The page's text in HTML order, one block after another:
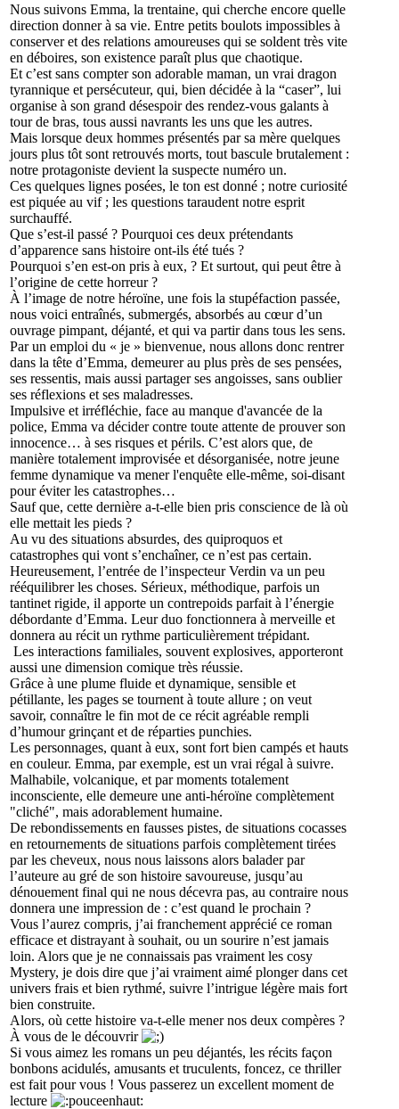
Nous suivons Emma, la trentaine, qui cherche encore quelle
direction donner à sa vie. Entre petits boulots impossibles à
conserver et des relations amoureuses qui se soldent très vite
en déboires, son existence paraît plus que chaotique.
Et c’est sans compter son adorable maman, un vrai dragon
tyrannique et persécuteur, qui, bien décidée à la “caser”, lui
organise à son grand désespoir des rendez-vous galants à
tour de bras, tous aussi navrants les uns que les autres.
Mais lorsque deux hommes présentés par sa mère quelques
jours plus tôt sont retrouvés morts, tout bascule brutalement :
notre protagoniste devient la suspecte numéro un.
Ces quelques lignes posées, le ton est donné ; notre curiosité
est piquée au vif ; les questions taraudent notre esprit
surchauffé.
Que s’est-il passé ? Pourquoi ces deux prétendants
d’apparence sans histoire ont-ils été tués ?
Pourquoi s’en est-on pris à eux, ? Et surtout, qui peut être à
l’origine de cette horreur ?
À l’image de notre héroïne, une fois la stupéfaction passée,
nous voici entraînés, submergés, absorbés au cœur d’un
ouvrage pimpant, déjanté, et qui va partir dans tous les sens.
Par un emploi du « je » bienvenue, nous allons donc rentrer
dans la tête d’Emma, demeurer au plus près de ses pensées,
ses ressentis, mais aussi partager ses angoisses, sans oublier
ses réflexions et ses maladresses.
Impulsive et irréfléchie, face au manque d'avancée de la
police, Emma va décider contre toute attente de prouver son
innocence… à ses risques et périls. C’est alors que, de
manière totalement improvisée et désorganisée, notre jeune
femme dynamique va mener l'enquête elle-même, soi-disant
pour éviter les catastrophes…
Sauf que, cette dernière a-t-elle bien pris conscience de là où
elle mettait les pieds ?
Au vu des situations absurdes, des quiproquos et
catastrophes qui vont s’enchaîner, ce n’est pas certain.
Heureusement, l’entrée de l’inspecteur Verdin va un peu
rééquilibrer les choses. Sérieux, méthodique, parfois un
tantinet rigide, il apporte un contrepoids parfait à l’énergie
débordante d’Emma. Leur duo fonctionnera à merveille et
donnera au récit un rythme particulièrement trépidant.
Les interactions familiales, souvent explosives, apporteront
aussi une dimension comique très réussie.
Grâce à une plume fluide et dynamique, sensible et
pétillante, les pages se tournent à toute allure ; on veut
savoir, connaître le fin mot de ce récit agréable rempli
d’humour grinçant et de réparties punchies.
Les personnages, quant à eux, sont fort bien campés et hauts
en couleur. Emma, par exemple, est un vrai régal à suivre.
Malhabile, volcanique, et par moments totalement
inconsciente, elle demeure une anti-héroïne complètement
"cliché", mais adorablement humaine.
De rebondissements en fausses pistes, de situations cocasses
en retournements de situations parfois complètement tirées
par les cheveux, nous nous laissons alors balader par
l’auteure au gré de son histoire savoureuse, jusqu’au
dénouement final qui ne nous décevra pas, au contraire nous
donnera une impression de : c’est quand le prochain ?
Vous l’aurez compris, j’ai franchement apprécié ce roman
efficace et distrayant à souhait, ou un sourire n’est jamais
loin. Alors que je ne connaissais pas vraiment les cosy
Mystery, je dois dire que j’ai vraiment aimé plonger dans cet
univers frais et bien rythmé, suivre l’intrigue légère mais fort
bien construite.
Alors, où cette histoire va-t-elle mener nos deux compères ?
À vous de le découvrir
Si vous aimez les romans un peu déjantés, les récits façon
bonbons acidulés, amusants et truculents, foncez, ce thriller
est fait pour vous ! Vous passerez un excellent moment de
lecture